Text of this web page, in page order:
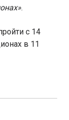
.
с 14
в 11